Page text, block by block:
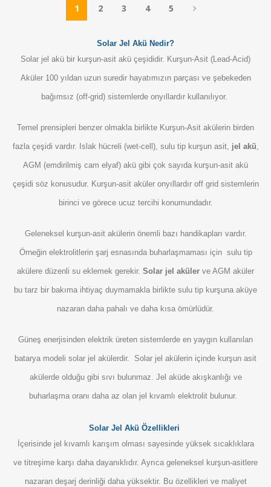
1 2 3 4 5
Solar Jel Akü Nedir?
Solar jel akü bir kurşun-asit akü çeşididir. Kurşun-Asit (Lead-Acid)
Aküler 100 yıldan uzun suredir hayatımızın parçası ve şebekeden
bağımsız (off-grid) sistemlerde onyıllardır kullanılıyor.
Temel prensipleri benzer olmakla birlikte Kurşun-Asit akülerin birden
fazla çeşidi vardır. Islak hücreli (wet-cell), sulu tip kurşun asit, jel akü,
AGM (emdirilmiş cam elyaf) akü gibi çok sayıda kurşun-asit akü
çeşidi söz konusudur. Kurşun-asit aküler onyıllardır off grid sistemlerin
birinci ve görece ucuz tercihi konumundadır.
Geleneksel kurşun-asit akülerin önemli bazı handikapları vardır.
Örneğin elektrolitlerin şarj esnasında buharlaşmaması için sulu tip
akülere düzenli su eklemek gerekir. Solar jel aküler ve AGM aküler
bu tarz bir bakıma ihtiyaç duymamakla birlikte sulu tip kurşuna aküye
nazaran daha pahalı ve daha kısa ömürlüdür.
Güneş enerjisinden elektrik üreten sistemlerde en yaygın kullanılan
batarya modeli solar jel akülerdir. Solar jel akülerin içinde kurşun asit
akülerde olduğu gibi sıvı bulunmaz. Jel aküde akışkanlığı ve
buharlaşma oranı daha az olan jel kıvamlı elektrolit bulunur.
Solar Jel Akü Özellikleri
İçerisinde jel kıvamlı karışım olması sayesinde yüksek sıcaklıklara
ve titreşime karşı daha dayanıklıdır. Ayrıca geleneksel kurşun-asitlere
nazaran deşarj derinliği daha yüksektir. Bu özellikleri ve maliyet